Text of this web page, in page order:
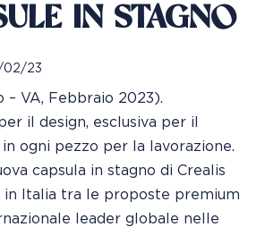
IN STAGNO
02/23
– VA, Febbraio 2023).
il design, esclusiva per il
ogni pezzo per la lavorazione.
capsula in stagno di Crealis
in Italia tra le proposte premium
leader globale nelle